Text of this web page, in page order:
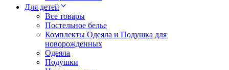
Для детей
Все товары
Постельное белье
Комплекты Одеяла и Подушка для
новорожденных
Одеяла
Подушки